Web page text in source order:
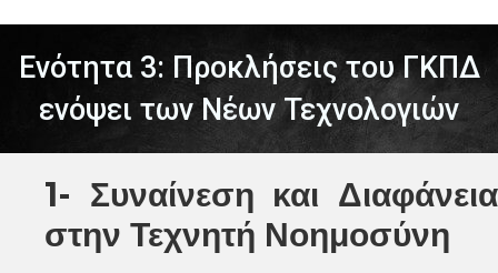
Ενότητα 3: Προκλήσεις του ΓΚΠΔ
ενόψει των Νέων Τεχνολογιών
1- Συναίνεση και Διαφάνεια
στην Τεχνητή Νοημοσύνη